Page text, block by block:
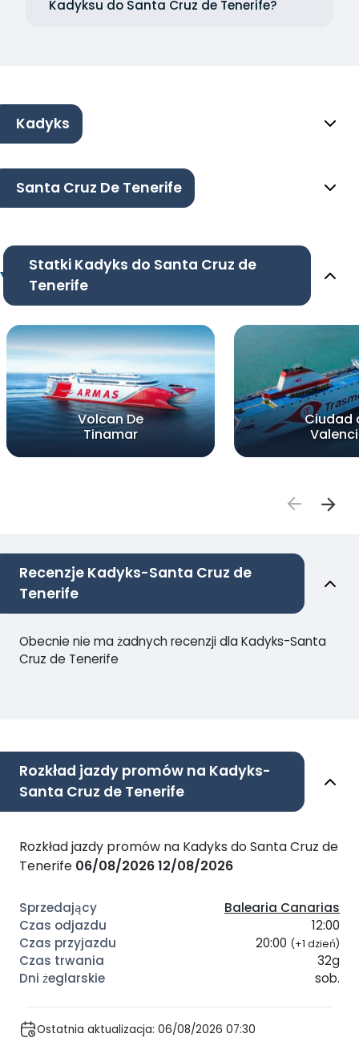
Kadyksu do Santa Cruz de Tenerife?
Kadyks
Santa Cruz De Tenerife
Statki Kadyks do Santa Cruz de
Tenerife
Volcan De
Tinamar
Ciudad
Recenzje Kadyks-Santa Cruz de
Tenerife
Obecnie nie ma żadnych recenzji dla Kadyks-Santa
Cruz de Tenerife
Rozkład jazdy promów na Kadyks-
Santa Cruz de Tenerife
Rozkład jazdy promów na Kadyks do Santa Cruz de
Tenerife 06/08/202612/08/2026
Balearia Canarias
12:00
20:00 (+1 dzień)
32g
sob.
Ostatnia aktualizacja: 06/08/2026 07:30